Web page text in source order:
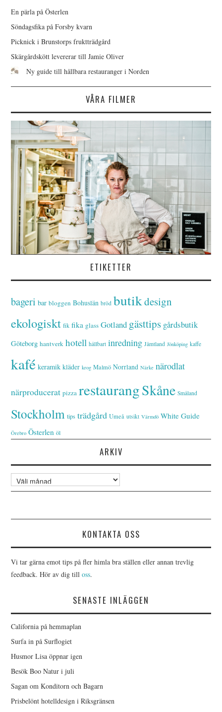
En pärla på Österlen
Söndagsfika på Forsby kvarn
Picknick i Brunstorps fruktträdgård
Skärgårdskött levererar till Jamie Oliver
Ny guide till hållbara restauranger i Norden
VÅRA FILMER
ETIKETTER
bageri bar bloggen Bohuslän bröd butikdesign
ekologiskt fik fika glass Gotland gästtips gårdsbutik
Göteborg hantverk hotell hållbart inredning Jämtland Jönköping kaffe
kafé keramik kläder krog Malmö Norrland Närke närodlat
närproducerat pizza restaurangSkåne Småland
Stockholm tips trädgård Umeå utsikt Värmdö White Guide
Örebro Österlen öl
ARKIV
Arkiv
KONTAKTA OSS
Vi tar gärna emot tips på fler himla bra ställen eller annan trevlig
feedback. Hör av dig tilloss.
SENASTE INLÄGGEN
California på hemmaplan
Surfa in på Surflogiet
Husmor Lisa öppnar igen
Besök Boo Natur i juli
Sagan om Konditorn och Bagarn
Prisbelönt hotelldesign i Riksgränsen